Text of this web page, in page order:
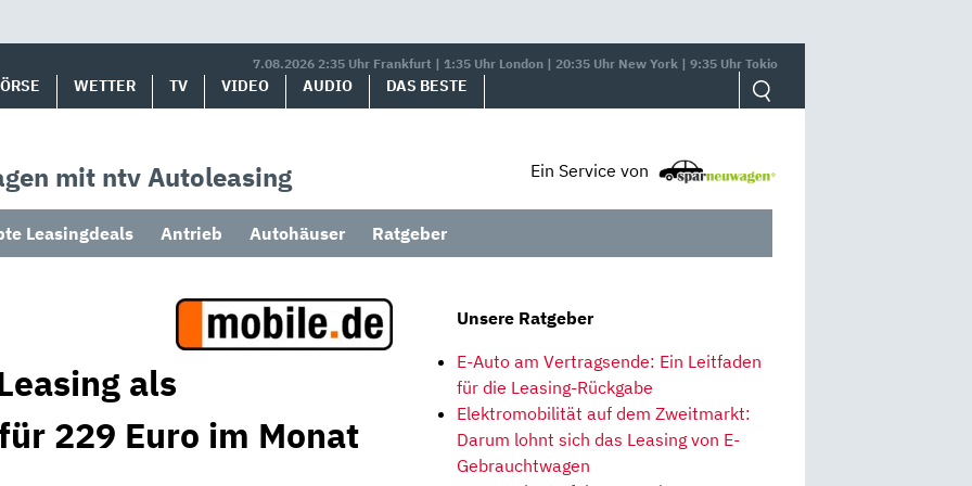
7.08.2026 2:35 Uhr Frankfurt | 1:35 Uhr London | 20:35 Uhr New York | 9:35 Uhr Tokio
WETTER TV VIDEO AUDIO DAS BESTE
mit ntv Autoleasing Ein Service von
Leasingdeals Antrieb Autohäuser Ratgeber
als
229 Euro im Monat
Unsere Ratgeber
E-Auto am Vertragsende: Ein Leitfaden
für die Leasing-Rückgabe
Elektromobilität auf dem Zweitmarkt:
Darum lohnt sich das Leasing von E-
Gebrauchtwagen